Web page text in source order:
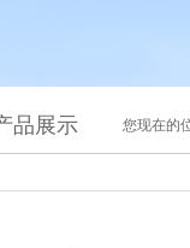
品展示 您现在的